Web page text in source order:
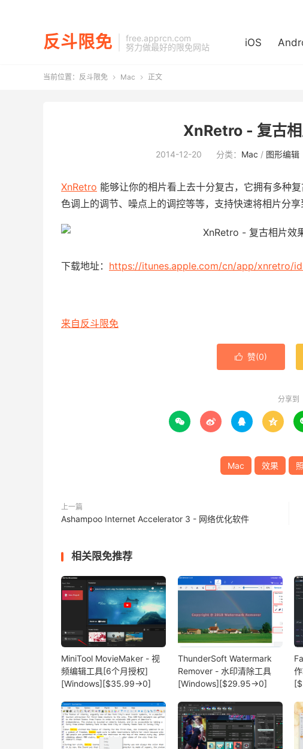
反斗限免
free.apprcn.com
努力做最好的限免网站
iOS
当前位置： 反斗限免  Mac  正文
XnRetro - 复古
2014-12-20 分类： Mac / 图形编辑
XnRetro 能够让你的相片看上去十分复古，它拥有多种
色调上的调节、噪点上的调控等等，支持快速将相片分享
下载地址： https://itunes.apple.com/cn/app/xnretro/
来自反斗限免
 赞(0)
分享到
   
Mac 效果
上一篇
Ashampoo Internet Accelerator 3 - 网络优化软件
相关限免推荐
MiniTool MovieMaker - 视
频编辑工具[6个月授权]
[Windows][$35.99→0]
ThunderSoft Watermark
Remover - 水印清除工具
[Windows][$29.95→0]